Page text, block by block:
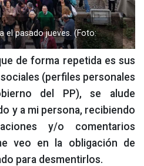
el pasado jueves. (Foto:
de forma repetida es sus
(perfiles personales
del PP), se alude
y a mi persona, recibiendo
y/o comentarios
veo en la obligación de
para desmentirlos.